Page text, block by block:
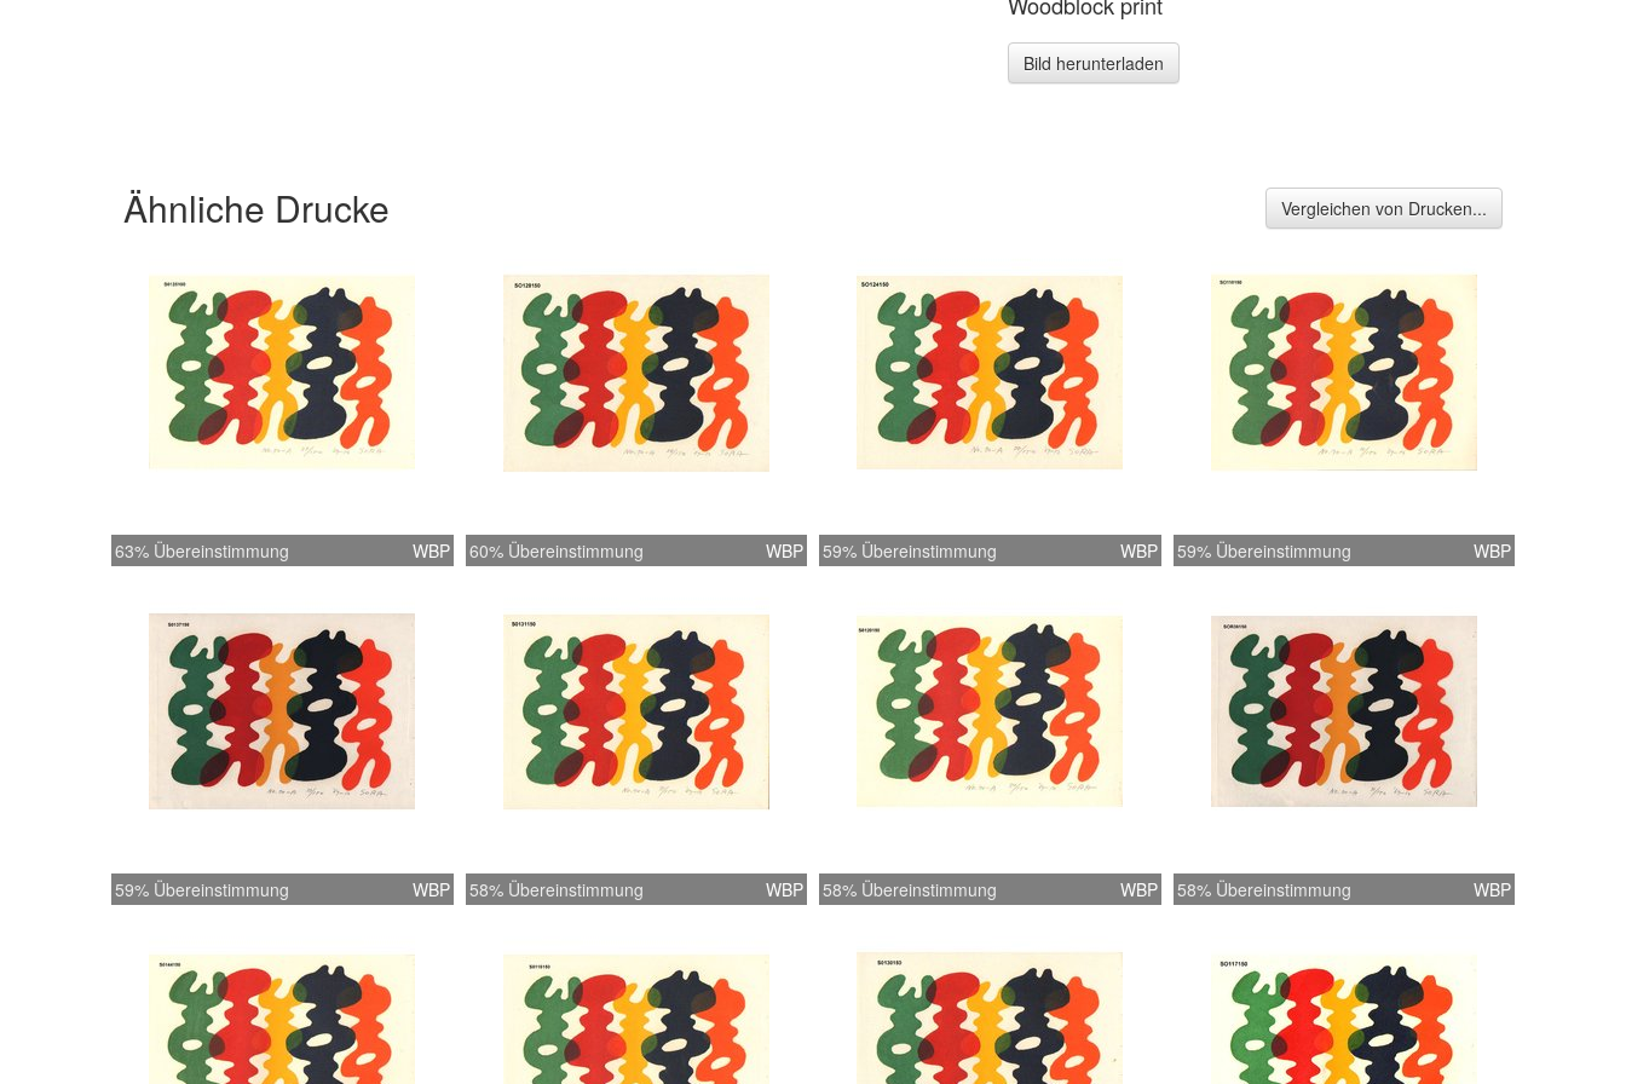
Bild herunterladen
Ähnliche Drucke Vergleichen von Drucken...
63% Übereinstimmung WBP 60% Übereinstimmung WBP 59% Übereinstimmung WBP 59% Übereinstimmung WBP
59% Übereinstimmung WBP 58% Übereinstimmung WBP 58% Übereinstimmung WBP 58% Übereinstimmung WBP